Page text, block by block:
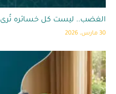
الغضب.. ليست كل خسائره تُرى
30 مارس، 2026